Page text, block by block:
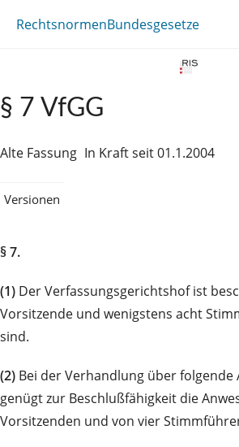
RechtsnormenBundesgesetze
§ 7 VfGG
Alte Fassung In Kraft seit 01.1.2004
Versionen
§ 7.
(1) Der Verfassungsgerichtshof ist
Vorsitzende und wenigstens acht
sind.
(2) Bei der Verhandlung über folgende
genügt zur Beschlußfähigkeit die
Vorsitzenden und von vier